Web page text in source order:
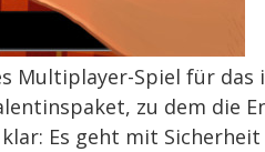
Multiplayer-Spiel für das
zu dem die
Es geht mit